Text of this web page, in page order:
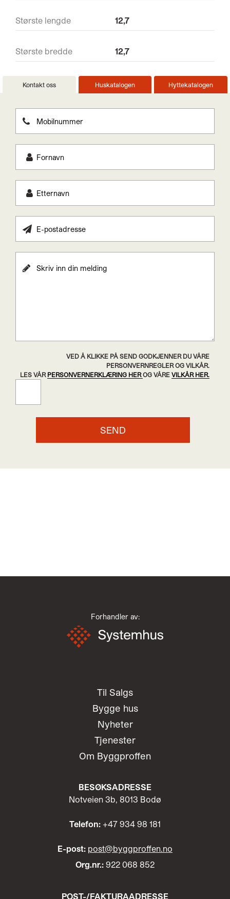
Største lengde 12,7
Største bredde 12,7
Kontakt oss Huskatalogen Hyttekatalogen
VED Å KLIKKE PÅ SEND GODKJENNER DU VÅRE
PERSONVERNREGLER OG VILKÅR.
LES VÅR PERSONVERNERKLÆRING HEROG VÅRE VILKÅR HER.
Forhandler av:
Til Salgs
Bygge hus
Nyheter
Tjenester
Om Byggproffen
BESØKSADRESSE
Notveien 3b, 8013 Bodø
Telefon: +47 934 98 181
E-post: post@byggproffen.no
Org.nr.: 922 068 852
POST-/FAKTURAADRESSE